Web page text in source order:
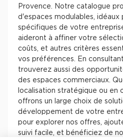
Provence. Notre catalogue
d'espaces modulables, idéaux
spécifiques de votre
aideront à affiner votre
coûts, et autres critères
vos préférences. En
trouverez aussi des
des espaces commerciaux.
localisation stratégique ou en
offrons un large choix de
développement de votre
pour explorer nos offres,
suivi facile, et bénéficiez de